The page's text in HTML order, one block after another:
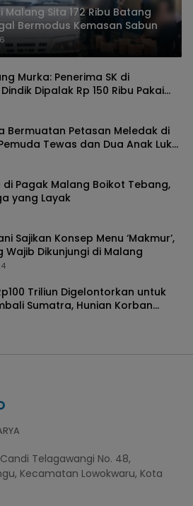
Malang Sita 172 Ribu Batang
Bermodus Kemasan Sabun
Murka: Penerima SK di
Dipalak Rp 150 Ribu Pakai
KPK Turut Pantau
Bermuatan Petasan Meledak di
Tewas dan Dua Anak Luka
di Pagak Malang Boikot Tebang,
yang Layak
Sajikan Konsep Menu ‘Makmur’,
Wajib Dikunjungi di Malang
Triliun Digelontorkan untuk
Sumatra, Hunian Korban
Difokuskan
Telagawangi No. 48,
Kecamatan Lowokwaru, Kota